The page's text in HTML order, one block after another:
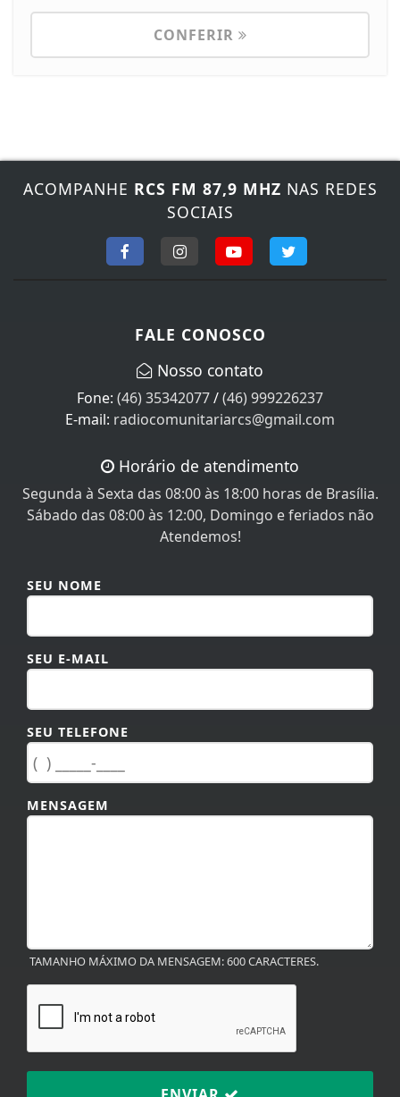
CONFERIR
ACOMPANHE RCS FM 87,9 MHZ NAS REDES
SOCIAIS
FALE CONOSCO
Nosso contato
Fone: (46) 35342077/(46) 999226237
E-mail: radiocomunitariarcs@gmail.com
Horário de atendimento
Segunda à Sexta das 08:00 às 18:00 horas de Brasília.
Sábado das 08:00 às 12:00, Domingo e feriados não
Atendemos!
SEU NOME
SEU E-MAIL
SEU TELEFONE
MENSAGEM
TAMANHO MÁXIMO DA MENSAGEM: 600 CARACTERES.